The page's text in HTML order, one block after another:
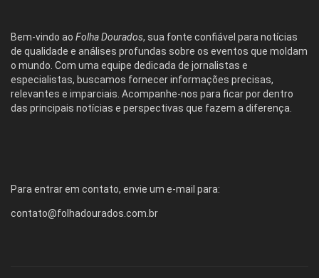
Bem-vindo ao Folha Dourados, sua fonte confiável para notícias
de qualidade e análises profundas sobre os eventos que moldam
o mundo. Com uma equipe dedicada de jornalistas e
especialistas, buscamos fornecer informações precisas,
relevantes e imparciais. Acompanhe-nos para ficar por dentro
das principais notícias e perspectivas que fazem a diferença.
Para entrar em contato, envie um e-mail para:
contato@folhadourados.com.br